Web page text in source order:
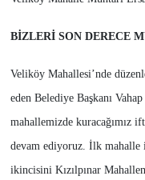
BİZLERİ SON DERECE
Veliköy Mahallesi’nde
eden Belediye Başkanı
mahallemizde kuracağımız
devam ediyoruz. İlk mahalle
ikincisini Kızılpınar